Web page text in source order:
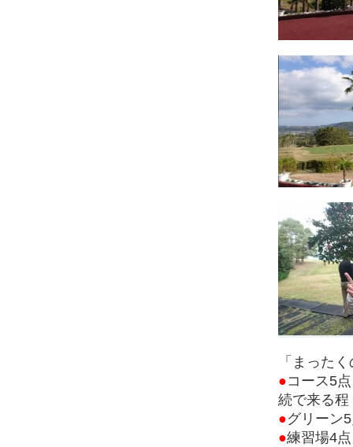
「まった
●コース5
続で来る程
●グリーン
●練習場4